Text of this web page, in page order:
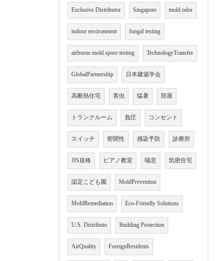
Exclusive Distributor Singapore mold odor
indoor environment fungal testing
airborne mold spore testing TechnologyTransfer
GlobalPartnership 日本建築学会
高断熱住宅 害虫 猛暑 部屋
トランクルーム 負圧 コンセント
スイッチ 密閉性 感染予防 診療所
JIS規格 ピアノ教室 喘息 気密住宅
認定こども園 MoldPrevention
MoldRemediation Eco-Friendly Solutions
U.S. Distributo Building Protection
AirQuality ForeignResidents